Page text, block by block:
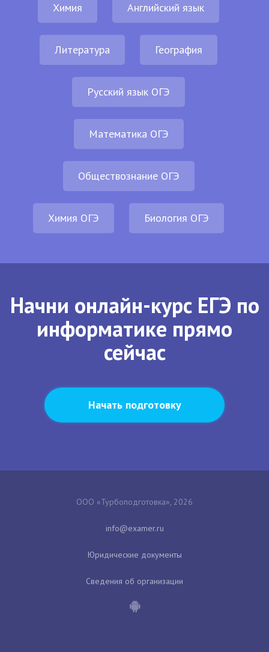
Химия Английский язык
Литература География
Русский язык ОГЭ
Математика ОГЭ
Обществознание ОГЭ
Химия ОГЭ Биология ОГЭ
Начни онлайн-курс ЕГЭ по
информатике прямо
сейчас
Начать подготовку
ООО «Турбоподготовка», 2026
Юридические документы
Сведения об организации